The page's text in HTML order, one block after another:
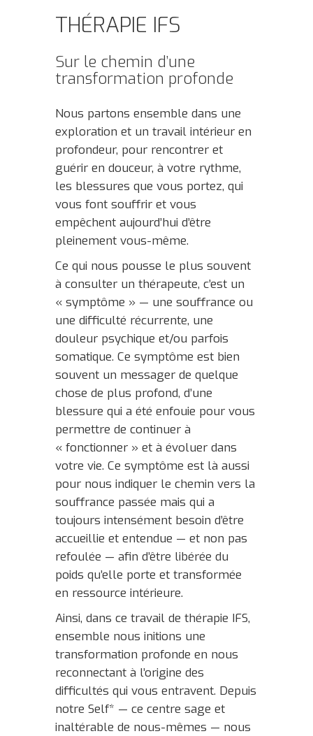
THÉRAPIE IFS
Sur le chemin d’une
transformation profonde
Nous partons ensemble dans une
exploration et un travail intérieur en
profondeur, pour rencontrer et
guérir en douceur, à votre rythme,
les blessures que vous portez, qui
vous font souffrir et vous
empêchent aujourd’hui d’être
pleinement vous-même.
Ce qui nous pousse le plus souvent
à consulter un thérapeute, c’est un
« symptôme » — une souffrance ou
une difficulté récurrente, une
douleur psychique et/ou parfois
somatique. Ce symptôme est bien
souvent un messager de quelque
chose de plus profond, d’une
blessure qui a été enfouie pour vous
permettre de continuer à
« fonctionner » et à évoluer dans
votre vie. Ce symptôme est là aussi
pour nous indiquer le chemin vers la
souffrance passée mais qui a
toujours intensément besoin d’être
accueillie et entendue — et non pas
refoulée — afin d’être libérée du
poids qu’elle porte et transformée
en ressource intérieure.
Ainsi, dans ce travail de thérapie IFS,
ensemble nous initions une
transformation profonde en nous
reconnectant à l’origine des
difficultés qui vous entravent. Depuis
notre Self* — ce centre sage et
inaltérable de nous-mêmes — nous